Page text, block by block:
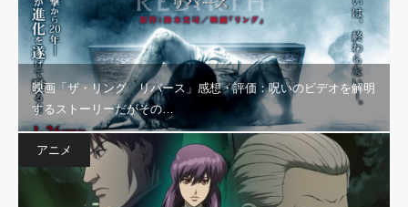
映画「ザ・リング リバース」感想・評価：呪いのビデオを解明
するストーリーだがその…
アニメ